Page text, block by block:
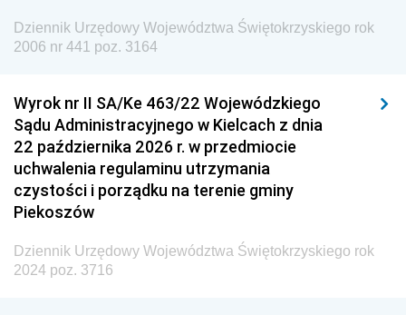
Dziennik Urzędowy Agencji Wywiadu
Dziennik Urzędowy Województwa Świętokrzyskiego rok
2006 nr 441 poz. 3164
Wyrok nr II SA/Ke 463/22 Wojewódzkiego
Sądu Administracyjnego w Kielcach z dnia
22 października 2026 r. w przedmiocie
uchwalenia regulaminu utrzymania
czystości i porządku na terenie gminy
Piekoszów
Dziennik Urzędowy Województwa Świętokrzyskiego rok
2024 poz. 3716